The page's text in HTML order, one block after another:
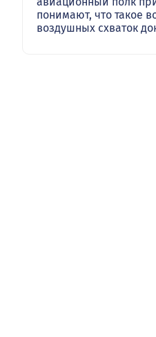
понимают, что такое
воздушных схваток